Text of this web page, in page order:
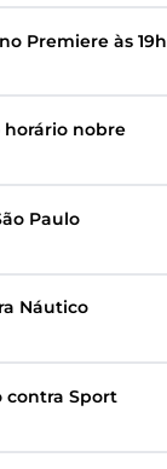
Premiere às 19h
nobre
Paulo
Náutico
contra Sport